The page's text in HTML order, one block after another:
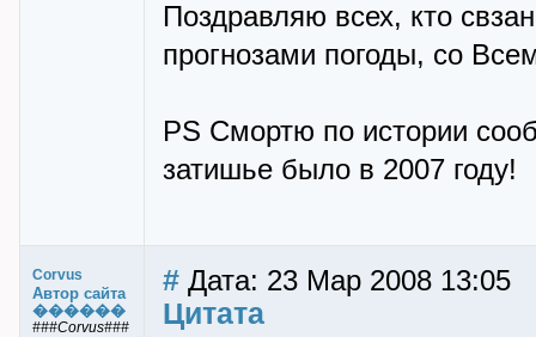
Поздравляю всех, кто
прогнозами погоды, со
PS Смортю по истории
затишье было в 2007 году!
Corvus
Автор сайта
������
###Corvus###
# Дата: 23 Мар 2008 13:05
Цитата